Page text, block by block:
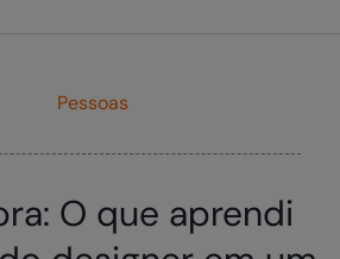
Pessoas
O que aprendi